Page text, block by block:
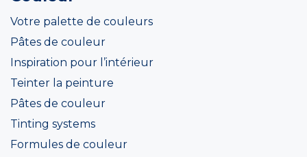
Votre palette de couleurs
Pâtes de couleur
Inspiration pour l’intérieur
Teinter la peinture
Pâtes de couleur
Tinting systems
Formules de couleur